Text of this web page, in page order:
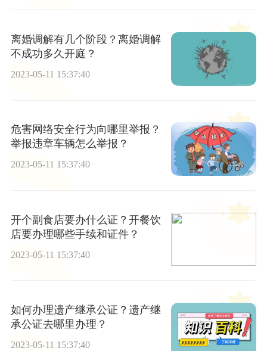
离婚调解有几个阶段？离婚调解
不成功多久开庭？
2023-05-11 15:37:40
危害网络安全行为向哪里举报？
举报违章车辆怎么举报？
2023-05-11 15:37:40
开个副食店要办什么证？开餐饮
店要办理哪些手续和证件？
2023-05-11 15:37:40
如何办理遗产继承公证？遗产继
承公证去哪里办理？
2023-05-11 15:37:40